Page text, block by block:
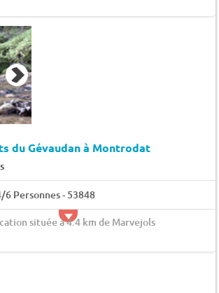
du Gévaudan à Montrodat
Personnes - 53848
située à 4.4 km de Marvejols